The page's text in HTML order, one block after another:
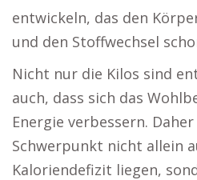
entwickeln, das den
und den Stoffwechsel
Nicht nur die Kilos sind
auch, dass sich das
Energie verbessern.
Schwerpunkt nicht allein
Kaloriendefizit liegen,